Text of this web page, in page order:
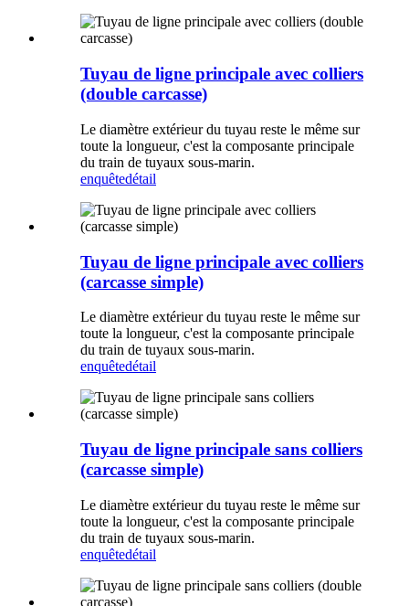
Tuyau de ligne principale avec colliers
(double carcasse)
Le diamètre extérieur du tuyau reste le même sur
toute la longueur, c'est la composante principale
du train de tuyaux sous-marin.
enquêtedétail
Tuyau de ligne principale avec colliers
(carcasse simple)
Le diamètre extérieur du tuyau reste le même sur
toute la longueur, c'est la composante principale
du train de tuyaux sous-marin.
enquêtedétail
Tuyau de ligne principale sans colliers
(carcasse simple)
Le diamètre extérieur du tuyau reste le même sur
toute la longueur, c'est la composante principale
du train de tuyaux sous-marin.
enquêtedétail